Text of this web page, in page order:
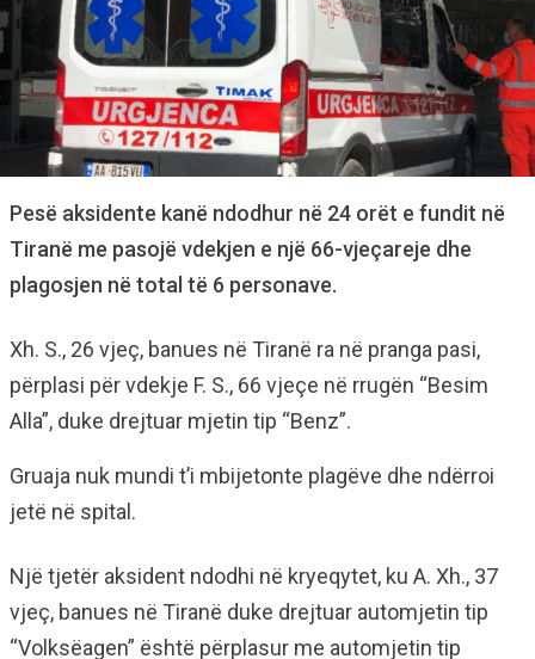
Pesë aksidente kanë ndodhur në 24 orët e fundit në
Tiranë me pasojë vdekjen e një 66-vjeçareje dhe
plagosjen në total të 6 personave.
Xh. S., 26 vjeç, banues në Tiranë ra në pranga pasi,
përplasi për vdekje F. S., 66 vjeçe në rrugën “Besim
Alla”, duke drejtuar mjetin tip “Benz”.
Gruaja nuk mundi t’i mbijetonte plagëve dhe ndërroi
jetë në spital.
Një tjetër aksident ndodhi në kryeqytet, ku A. Xh., 37
vjeç, banues në Tiranë duke drejtuar automjetin tip
“Volksëagen” është përplasur me automjetin tip